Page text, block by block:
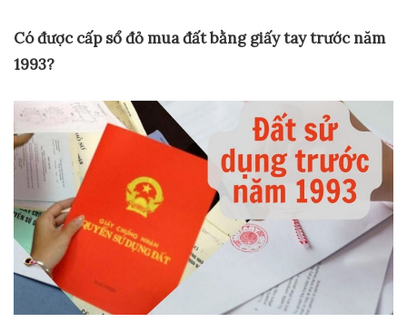
Có được cấp sổ đỏ mua đất bằng giấy tay trước năm
1993?